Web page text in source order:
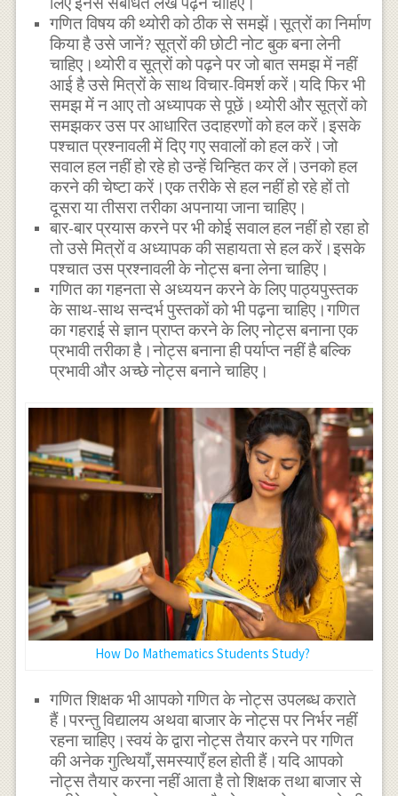
गणित विषय की थ्योरी को ठीक से समझें।सूत्रों का निर्माण
किया है उसे जानें? सूत्रों की छोटी नोट बुक बना लेनी
चाहिए।थ्योरी व सूत्रों को पढ़ने पर जो बात समझ में नहीं
आई है उसे मित्रों के साथ विचार-विमर्श करें।यदि फिर भी
समझ में न आए तो अध्यापक से पूछें।थ्योरी और सूत्रों को
समझकर उस पर आधारित उदाहरणों को हल करें।इसके
पश्चात प्रश्नावली में दिए गए सवालों को हल करें।जो
सवाल हल नहीं हो रहे हो उन्हें चिन्हित कर लें।उनको हल
करने की चेष्टा करें।एक तरीके से हल नहीं हो रहे हों तो
दूसरा या तीसरा तरीका अपनाया जाना चाहिए।
बार-बार प्रयास करने पर भी कोई सवाल हल नहीं हो रहा हो
तो उसे मित्रों व अध्यापक की सहायता से हल करें।इसके
पश्चात उस प्रश्नावली के नोट्स बना लेना चाहिए।
गणित का गहनता से अध्ययन करने के लिए पाठ्यपुस्तक
के साथ-साथ सन्दर्भ पुस्तकों को भी पढ़ना चाहिए।गणित
का गहराई से ज्ञान प्राप्त करने के लिए नोट्स बनाना एक
प्रभावी तरीका है।नोट्स बनाना ही पर्याप्त नहीं है बल्कि
प्रभावी और अच्छे नोट्स बनाने चाहिए।
How Do Mathematics Students Study?
गणित शिक्षक भी आपको गणित के नोट्स उपलब्ध कराते
हैं।परन्तु विद्यालय अथवा बाजार के नोट्स पर निर्भर नहीं
रहना चाहिए।स्वयं के द्वारा नोट्स तैयार करने पर गणित
की अनेक गुत्थियाँ,समस्याएँ हल होती हैं।यदि आपको
नोट्स तैयार करना नहीं आता है तो शिक्षक तथा बाजार से